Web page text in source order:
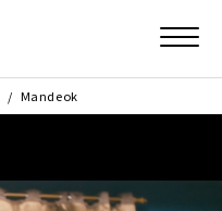
Mandeok